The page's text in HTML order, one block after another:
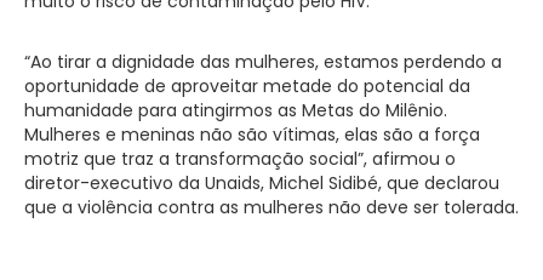
“Ao tirar a dignidade das mulheres, estamos perdendo a
oportunidade de aproveitar metade do potencial da
humanidade para atingirmos as Metas do Milênio.
Mulheres e meninas não são vítimas, elas são a força
motriz que traz a transformação social”, afirmou o
diretor-executivo da Unaids, Michel Sidibé, que declarou
que a violência contra as mulheres não deve ser tolerada.